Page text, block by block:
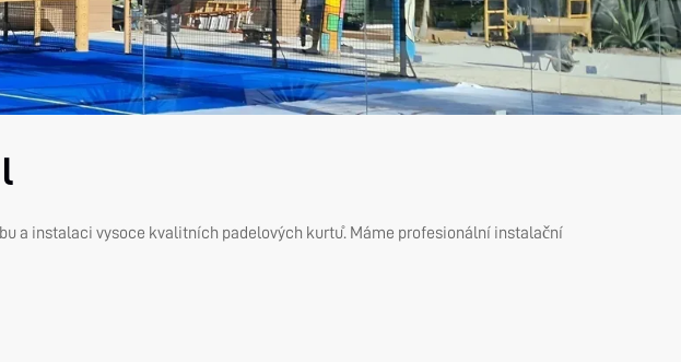
a instalaci vysoce kvalitních padelových kurtů. Máme profesionální instalační